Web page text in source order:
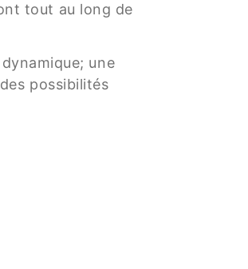
tout au long de
une
possibilités